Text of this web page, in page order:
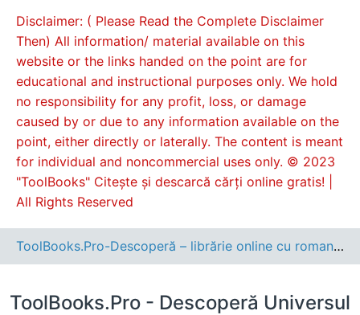
Disclaimer: ( Please Read the Complete Disclaimer
Then) All information/ material available on this
website or the links handed on the point are for
educational and instructional purposes only. We hold
no responsibility for any profit, loss, or damage
caused by or due to any information available on the
point, either directly or laterally. The content is meant
for individual and noncommercial uses only. © 2023
"ToolBooks" Citește și descarcă cărți online gratis! |
All Rights Reserved
ToolBooks.Pro-Descoperă – librărie online cu romane, cărți pentru copii, dezvoltare personală și cele mai noi apariții editoriale.
ToolBooks.Pro - Descoperă Universul